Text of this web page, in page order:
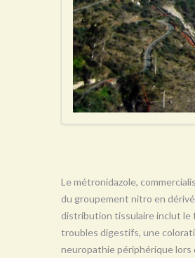
Le métronidazole,
du groupement nitro en
distribution tissulaire inclut le
troubles digestifs, une
neuropathie périphérique lors